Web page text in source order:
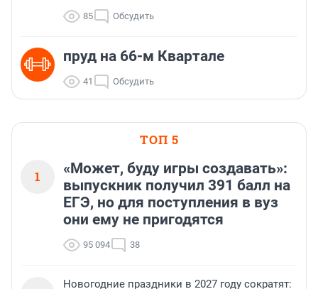
85 Обсудить
пруд на 66-м Квартале
41 Обсудить
ТОП 5
1
«Может, буду игры создавать»:
выпускник получил 391 балл на
ЕГЭ, но для поступления в вуз
они ему не пригодятся
95 094 38
Новогодние праздники в 2027 году сократят: